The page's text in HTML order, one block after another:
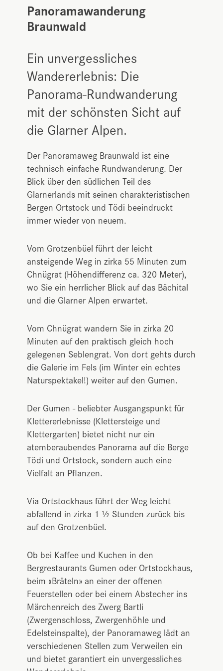
Panoramawanderung
Braunwald
Ein unvergessliches
Wandererlebnis: Die
Panorama-Rundwanderung
mit der schönsten Sicht auf
die Glarner Alpen.
Der Panoramaweg Braunwald ist eine
technisch einfache Rundwanderung. Der
Blick über den südlichen Teil des
Glarnerlands mit seinen charakteristischen
Bergen Ortstock und Tödi beeindruckt
immer wieder von neuem.
Vom Grotzenbüel führt der leicht
ansteigende Weg in zirka 55 Minuten zum
Chnügrat (Höhendifferenz ca. 320 Meter),
wo Sie ein herrlicher Blick auf das Bächital
und die Glarner Alpen erwartet.
Vom Chnügrat wandern Sie in zirka 20
Minuten auf den praktisch gleich hoch
gelegenen Seblengrat. Von dort gehts durch
die Galerie im Fels (im Winter ein echtes
Naturspektakel!) weiter auf den Gumen.
Der Gumen - beliebter Ausgangspunkt für
Klettererlebnisse (Klettersteige und
Klettergarten) bietet nicht nur ein
atemberaubendes Panorama auf die Berge
Tödi und Ortstock, sondern auch eine
Vielfalt an Pflanzen.
Via Ortstockhaus führt der Weg leicht
abfallend in zirka 1 ½ Stunden zurück bis
auf den Grotzenbüel.
Ob bei Kaffee und Kuchen in den
Bergrestaurants Gumen oder Ortstockhaus,
beim «Bräteln» an einer der offenen
Feuerstellen oder bei einem Abstecher ins
Märchenreich des Zwerg Bartli
(Zwergenschloss, Zwergenhöhle und
Edelsteinspalte), der Panoramaweg lädt an
verschiedenen Stellen zum Verweilen ein
und bietet garantiert ein unvergessliches